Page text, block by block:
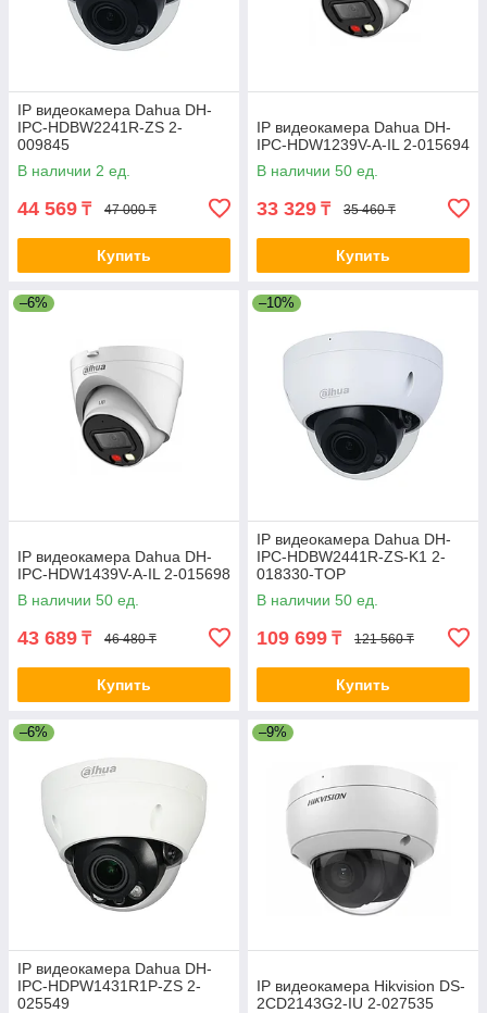
IP видеокамера Dahua DH-
IPC-HDBW2241R-ZS 2-
009845
В наличии 2 ед.
44 569 ₸ 47 000 ₸
Купить
IP видеокамера Dahua DH-
IPC-HDW1239V-A-IL 2-015694
В наличии 50 ед.
33 329 ₸ 35 460 ₸
Купить
–6%
IP видеокамера Dahua DH-
IPC-HDW1439V-A-IL 2-015698
В наличии 50 ед.
43 689 ₸ 46 480 ₸
Купить
–10%
IP видеокамера Dahua DH-
IPC-HDBW2441R-ZS-K1 2-
018330-TOP
В наличии 50 ед.
109 699 ₸ 121 560 ₸
Купить
–6%
IP видеокамера Dahua DH-
IPC-HDPW1431R1P-ZS 2-
025549
–9%
IP видеокамера Hikvision DS-
2CD2143G2-IU 2-027535